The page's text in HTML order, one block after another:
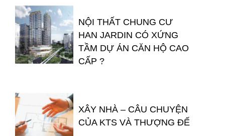
NỘI THẤT CHUNG CƯ
HAN JARDIN CÓ XỨNG
TẦM DỰ ÁN CĂN HỘ CAO
CẤP ?
XÂY NHÀ – CÂU CHUYỆN
CỦA KTS VÀ THƯỢNG ĐẾ